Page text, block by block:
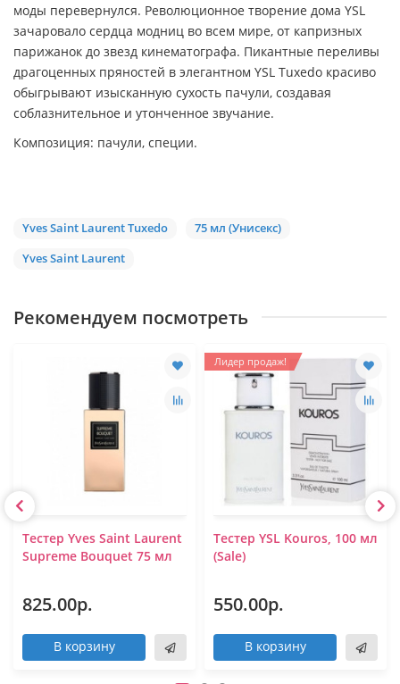
моды перевернулся. Революционное творение дома YSL
зачаровало сердца модниц во всем мире, от капризных
парижанок до звезд кинематографа. Пикантные переливы
драгоценных пряностей в элегантном YSL Tuxedo красиво
обыгрывают изысканную сухость пачули, создавая
соблазнительное и утонченное звучание.
Композиция: пачули, специи.
Yves Saint Laurent Tuxedo
75 мл (Унисекс)
Yves Saint Laurent
Рекомендуем посмотреть
Тестер Yves Saint Laurent
Supreme Bouquet 75 мл
825.00р.
В корзину
Лидер продаж!
Тестер YSL Kouros, 100 мл
(Sale)
550.00р.
В корзину